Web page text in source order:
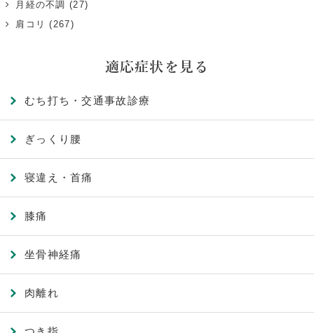
月経の不調 (27)
肩コリ (267)
適応症状を見る
むち打ち・交通事故診療
ぎっくり腰
寝違え・首痛
膝痛
坐骨神経痛
肉離れ